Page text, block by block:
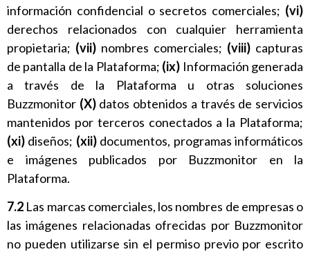
información confidencial o secretos comerciales; (vi)
derechos relacionados con cualquier herramienta
propietaria; (vii) nombres comerciales; (viii) capturas
de pantalla de la Plataforma; (ix) Información generada
a través de la Plataforma u otras soluciones
Buzzmonitor (X) datos obtenidos a través de servicios
mantenidos por terceros conectados a la Plataforma;
(xi) diseños; (xii) documentos, programas informáticos
e imágenes publicados por Buzzmonitor en la
Plataforma.
7.2 Las marcas comerciales, los nombres de empresas o
las imágenes relacionadas ofrecidas por Buzzmonitor
no pueden utilizarse sin el permiso previo por escrito